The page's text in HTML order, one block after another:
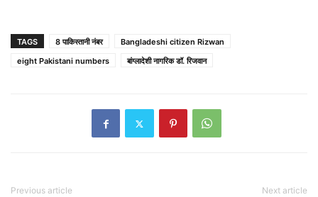
TAGS 8 पाकिस्तानी नंबर
Bangladeshi citizen Rizwan
eight Pakistani numbers
बांग्लादेशी नागरिक डॉ. रिजवान
Previous article Next article